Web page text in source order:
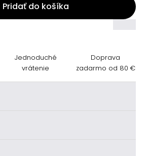
Pridať do košíka
Jednoduché
vrátenie
Doprava
zadarmo od 80 €